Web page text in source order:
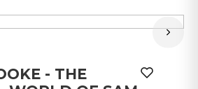
- THE